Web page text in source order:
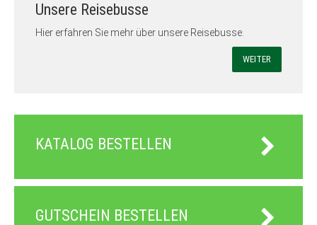
Unsere Reisebusse
Hier erfahren Sie mehr über unsere Reisebusse.
WEITER
KATALOG BESTELLEN
GUTSCHEIN BESTELLEN